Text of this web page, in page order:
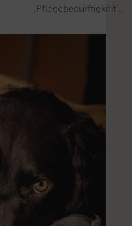
‚Pflegebedürftigkeit’…